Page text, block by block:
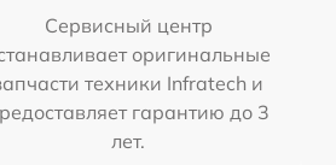
Сервисный центр
оригинальные
техники Infratech и
гарантию до 3
лет.